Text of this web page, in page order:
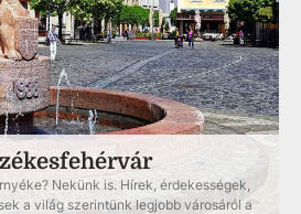
Nekünk is. Hírek, érdekességek,
a világ szerintünk legjobb városáról a